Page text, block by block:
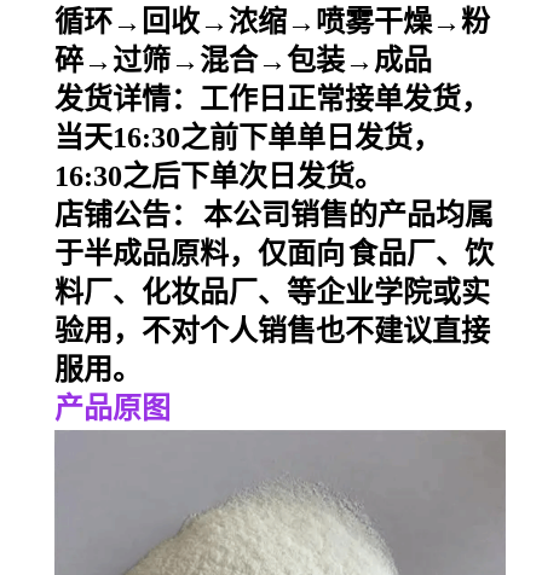
循环→回收→浓缩→喷雾干燥→粉
碎→过筛→混合→包装→成品
发货详情：工作日正常接单发货，
当天16:30之前下单单日发货，
16:30之后下单次日发货。
店铺公告：
本公司销售的产品均属
于半成品原料，仅面向食品厂、饮
料厂、化妆品厂、等企业学院或实
验用，不对个人销售也不建议直接
服用。
产品原图